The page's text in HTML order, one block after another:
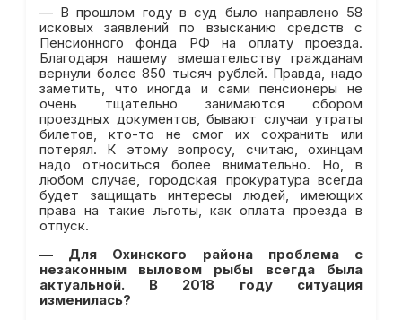
— В прошлом году в суд было направлено 58
исковых заявлений по взысканию средств с
Пенсионного фонда РФ на оплату проезда.
Благодаря нашему вмешательству гражданам
вернули более 850 тысяч рублей. Правда, надо
заметить, что иногда и сами пенсионеры не
очень тщательно занимаются сбором
проездных документов, бывают случаи утраты
билетов, кто-то не смог их сохранить или
потерял. К этому вопросу, считаю, охинцам
надо относиться более внимательно. Но, в
любом случае, городская прокуратура всегда
будет защищать интересы людей, имеющих
права на такие льготы, как оплата проезда в
отпуск.
—Для Охинского района проблема с
незаконным выловом рыбы всегда была
актуальной. В 2018 году ситуация
изменилась?